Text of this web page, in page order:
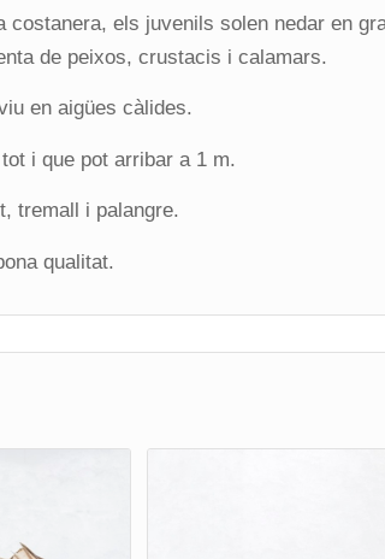
els juvenils solen nedar en
de peixos, crustacis i calamars.
en aigües càlides.
i que pot arribar a 1 m.
tremall i palangre.
qualitat.